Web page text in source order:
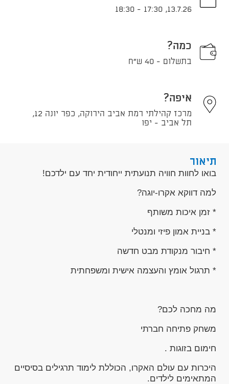
13.7.26
,
17:30
-
18:30
כמה?
בתשלום - 40 ש"ח
איפה?
מרכז קהילתי רמת אביב הירוקה, כפר יונה 12,
תל אביב - יפו
תיאור
בואו לחוות חוויה תנועתית ייחודית יחד עם ילדכם!
למה דווקא אקרו-יוגה?
* זמן איכות משותף
* בניית אמון פיזי ומנטלי
* חיבור מנקודת מבט חדשה
* תרגול אומץ והעצמה אישית ומשפחתית
מה מחכה לכם?
משחק פתיחה חברתי
חימום בזוגות .
היכרות עם עולם האקרו, הכוללת לימוד תרגילים בסיסיים
המתאימים לילדים.